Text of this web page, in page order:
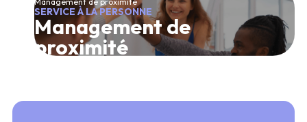
SERVICE À LA PERSONNE
Management de
proximité